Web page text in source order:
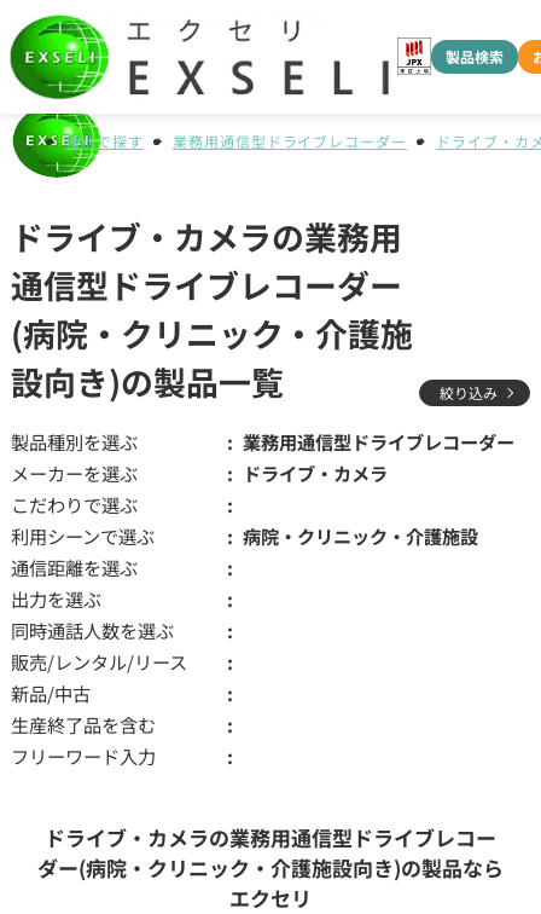
製品検索
種別で探す 業務用通信型ドライブレコーダー ドライブ・カ
ドライブ・カメラの業務用
通信型ドライブレコーダー
(病院・クリニック・介護施
設向き)の製品一覧
絞り込み
製品種別を選ぶ
業務用通信型ドライブレコーダー
メーカーを選ぶ
ドライブ・カメラ
こだわりで選ぶ
利用シーンで選ぶ
病院・クリニック・介護施設
通信距離を選ぶ
出力を選ぶ
同時通話人数を選ぶ
販売/レンタル/リース
新品/中古
生産終了品を含む
フリーワード入力
ドライブ・カメラの業務用通信型ドライブレコー
ダー(病院・クリニック・介護施設向き)の製品なら
エクセリ